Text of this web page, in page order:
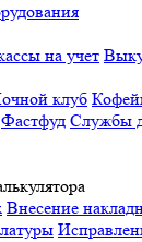
на учет
клуб
Фастфуд Службы
Внесение